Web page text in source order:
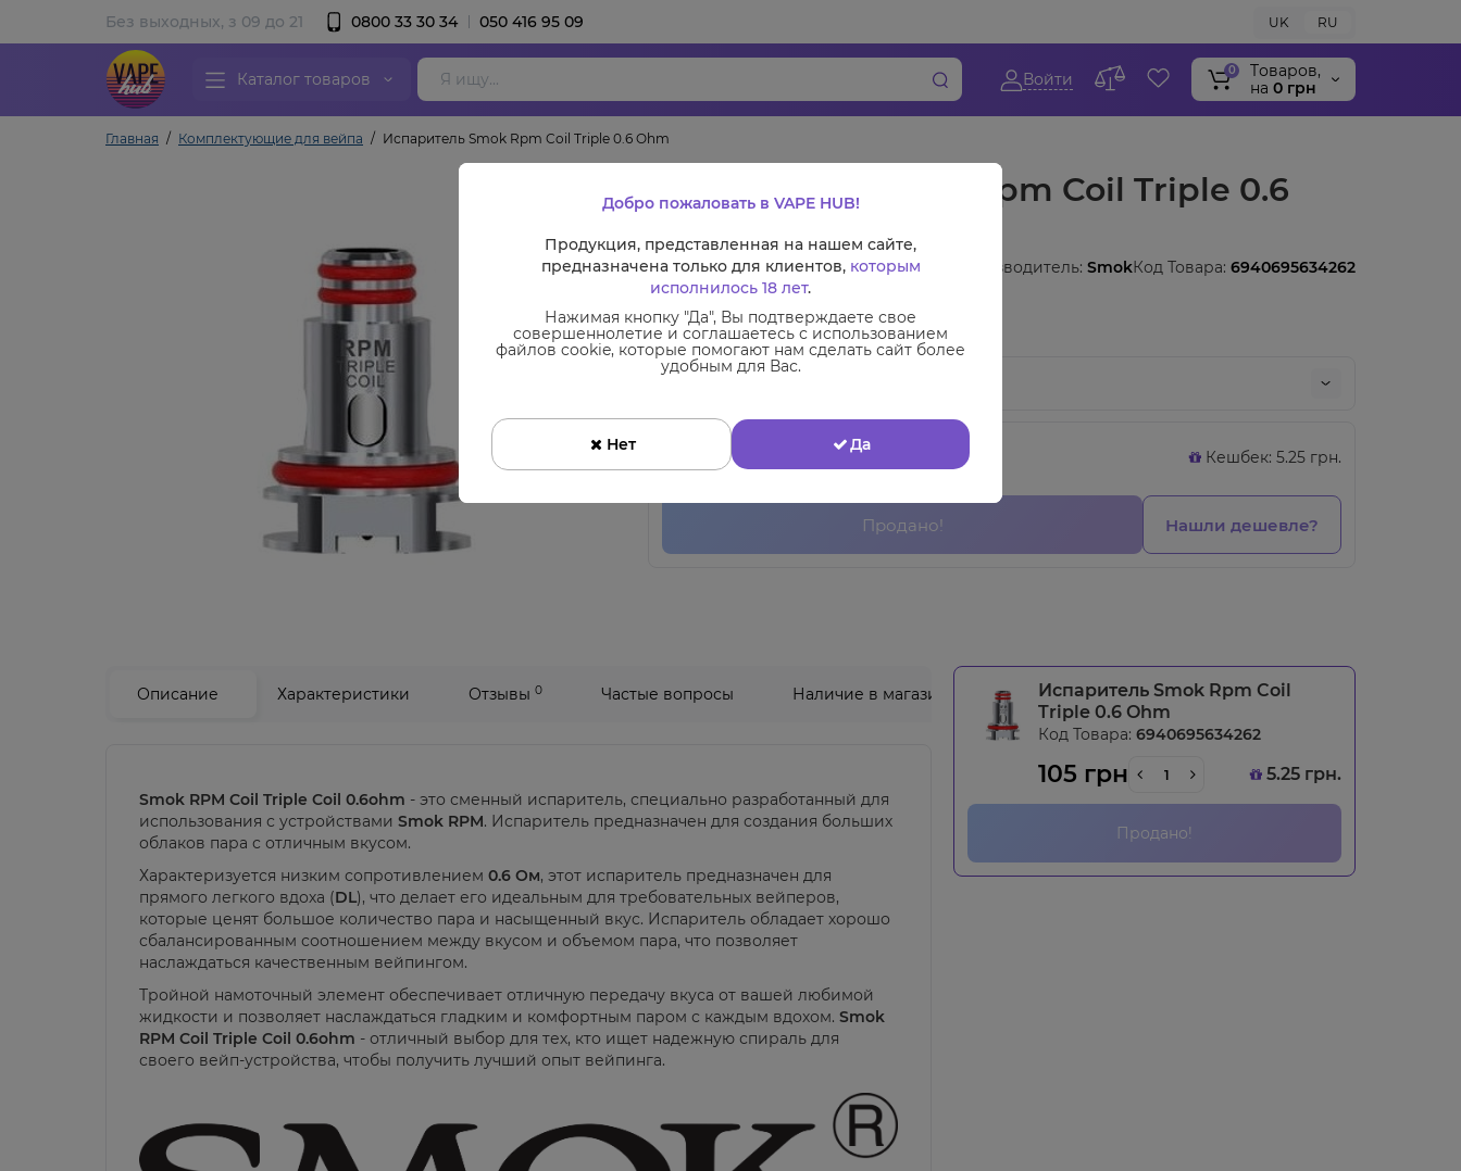
Без выходных, з 09 до 21 0800 33 30 34 050 416 95 09 UK RU
Каталог товаров Войти 0
Tоваров,
на 0 грн
Главная Комплектующие для вейпа Испаритель Smok Rpm Coil Triple 0.6 Ohm
Испаритель Smok Rpm Coil Triple 0.6
Производитель: SmokКод Товара: 6940695634262
Сменные комплектующие
105 грн Кешбек: 5.25 грн.
Продано! Нашли дешевле?
Описание Характеристики Отзывы 0 Частые вопросы Наличие в магазинах
Smok RPM Coil Triple Coil 0.6ohm - это сменный испаритель, специально разработанный для
использования с устройствами Smok RPM. Испаритель предназначен для создания больших
облаков пара с отличным вкусом.
Характеризуется низким сопротивлением 0.6 Ом, этот испаритель предназначен для
прямого легкого вдоха (DL), что делает его идеальным для требовательных вейперов,
которые ценят большое количество пара и насыщенный вкус. Испаритель обладает хорошо
сбалансированным соотношением между вкусом и объемом пара, что позволяет
наслаждаться качественным вейпингом.
Тройной намоточный элемент обеспечивает отличную передачу вкуса от вашей любимой
жидкости и позволяет наслаждаться гладким и комфортным паром с каждым вдохом. Smok
RPM Coil Triple Coil 0.6ohm - отличный выбор для тех, кто ищет надежную спираль для
своего вейп-устройства, чтобы получить лучший опыт вейпинга.
Испаритель Smok Rpm Coil
Triple 0.6 Ohm
Код Товара:6940695634262
105 грн 5.25 грн.
Продано!
Добро пожаловать в VAPE HUB!
Продукция, представленная на нашем сайте,
предназначена только для клиентов, которым
исполнилось 18 лет.
Нажимая кнопку "Да", Вы подтверждаете свое
совершеннолетие и соглашаетесь с использованием
файлов cookie, которые помогают нам сделать сайт более
удобным для Вас.
Нет Да